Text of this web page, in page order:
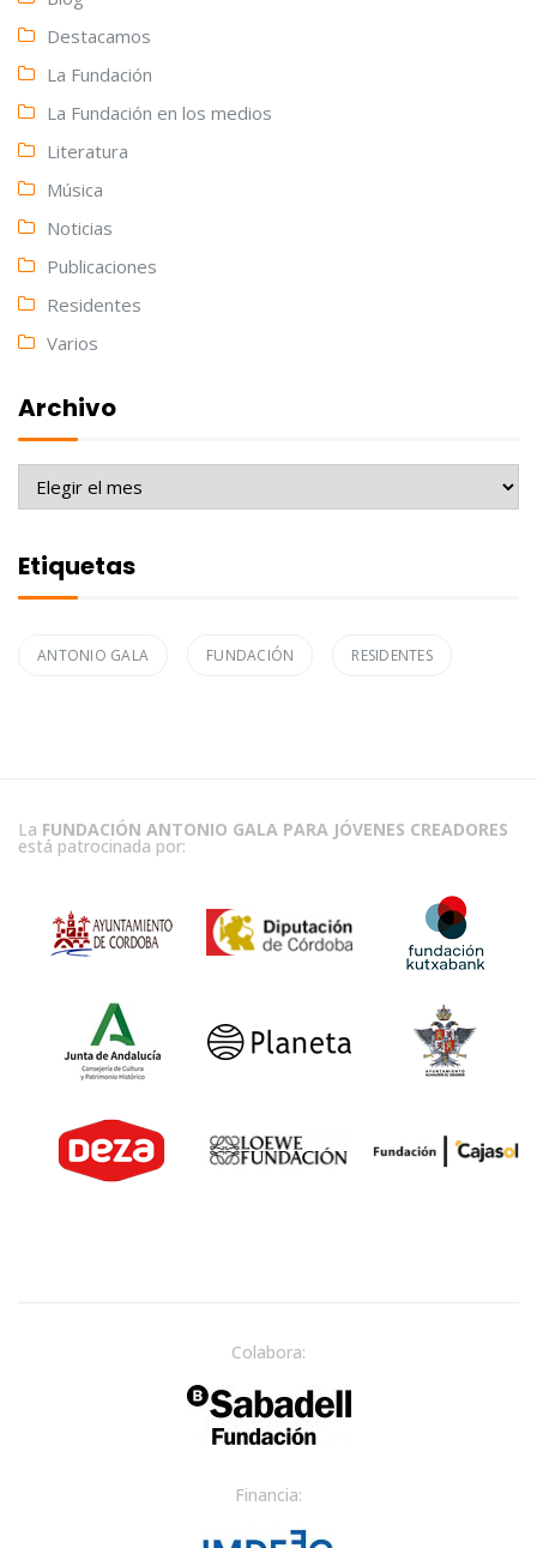
Destacamos
La Fundación
La Fundación en los medios
Literatura
Música
Noticias
Publicaciones
Residentes
Varios
Archivo
Archivo
Etiquetas
ANTONIO GALA FUNDACIÓN RESIDENTES
La FUNDACIÓN ANTONIO GALA PARA JÓVENES CREADORES
está patrocinada por:
Colabora:
Financia: